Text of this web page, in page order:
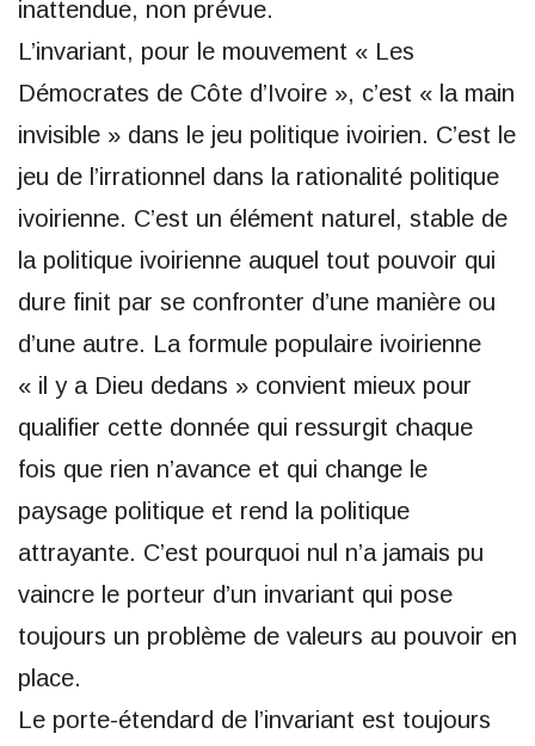
inattendue, non prévue.
L’invariant, pour le mouvement « Les
Démocrates de Côte d’Ivoire », c’est « la main
invisible » dans le jeu politique ivoirien. C’est le
jeu de l’irrationnel dans la rationalité politique
ivoirienne. C’est un élément naturel, stable de
la politique ivoirienne auquel tout pouvoir qui
dure finit par se confronter d’une manière ou
d’une autre. La formule populaire ivoirienne
« il y a Dieu dedans » convient mieux pour
qualifier cette donnée qui ressurgit chaque
fois que rien n’avance et qui change le
paysage politique et rend la politique
attrayante. C’est pourquoi nul n’a jamais pu
vaincre le porteur d’un invariant qui pose
toujours un problème de valeurs au pouvoir en
place.
Le porte-étendard de l’invariant est toujours